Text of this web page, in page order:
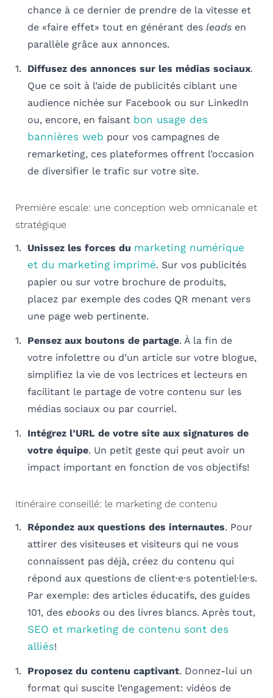
chance à ce dernier de prendre de la vitesse et
de «faire effet» tout en générant des leads en
parallèle grâce aux annonces.
Diffusez des annonces sur les médias sociaux.
Que ce soit à l’aide de publicités ciblant une
audience nichée sur Facebook ou sur LinkedIn
ou, encore, en faisant bon usage des
bannières web pour vos campagnes de
remarketing, ces plateformes offrent l’occasion
de diversifier le trafic sur votre site.
Première escale: une conception web omnicanale et
stratégique
Unissez les forces du marketing numérique
et du marketing imprimé. Sur vos publicités
papier ou sur votre brochure de produits,
placez par exemple des codes QR menant vers
une page web pertinente.
Pensez aux boutons de partage. À la fin de
votre infolettre ou d’un article sur votre blogue,
simplifiez la vie de vos lectrices et lecteurs en
facilitant le partage de votre contenu sur les
médias sociaux ou par courriel.
Intégrez l’URL de votre site aux signatures de
votre équipe. Un petit geste qui peut avoir un
impact important en fonction de vos objectifs!
Itinéraire conseillé: le marketing de contenu
Répondez aux questions des internautes. Pour
attirer des visiteuses et visiteurs qui ne vous
connaissent pas déjà, créez du contenu qui
répond aux questions de client·e·s potentiel·le·s.
Par exemple: des articles éducatifs, des guides
101, des ebooks ou des livres blancs. Après tout,
SEO et marketing de contenu sont des
alliés!
Proposez du contenu captivant. Donnez-lui un
format qui suscite l’engagement: vidéos de